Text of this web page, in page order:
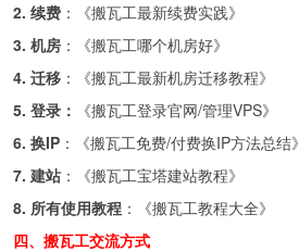
2. 续费 ：《搬瓦工最新续费实践》
3. 机房 ：《搬瓦工哪个机房好》
4. 迁移 ：《搬瓦工最新机房迁移教程》
5. 登录：
《搬瓦工登录官网/管理VPS》
6. 换IP ：《搬瓦工免费/付费换IP方法总结》
7. 建站 ：《搬瓦工宝塔建站教程》
8. 所有使用教程 ：《搬瓦工教程大全》
四、搬瓦工交流方式